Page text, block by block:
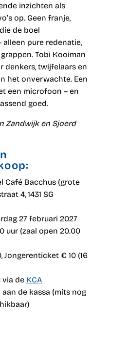
inzichten als
op. Geen franje,
de boel
alleen pure redenatie,
Tobi Kooiman
denkers, twijfelaars en
het onverwachte. Een
een microfoon – en
goed.
Zandwijk en Sjoerd
Café Bacchus (grote
4, 1431 SG
27 februari 2027
uur (zaal open 20.00
Jongerenticket € 10 (16
via de KCA
aan de kassa (mits nog